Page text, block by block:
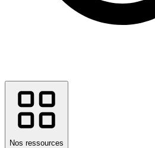
Nos ressources